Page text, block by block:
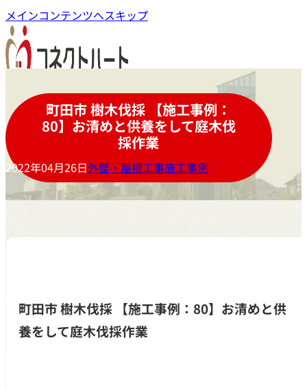
メインコンテンツへスキップ
町田市 樹木伐採 【施工事例：
80】お清めと供養をして庭木伐
採作業
2022年04月26日外壁・屋根工事施工事例
町田市 樹木伐採 【施工事例：80】お清めと供
養をして庭木伐採作業